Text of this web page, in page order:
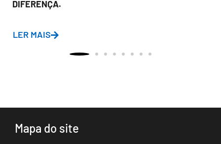
DIFERENÇA.
LER MAIS
Mapa do site